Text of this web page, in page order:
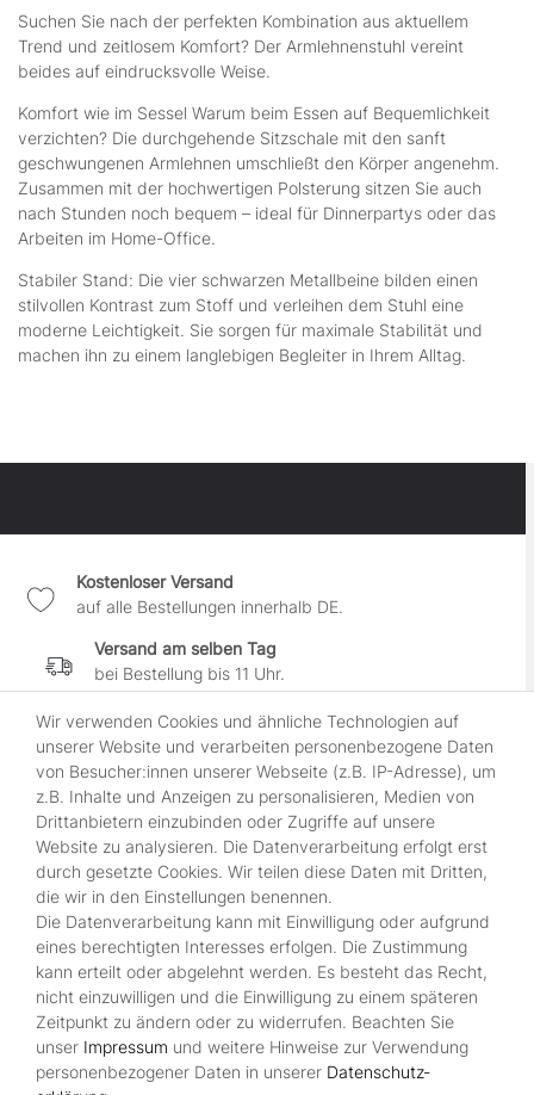
Suchen Sie nach der perfekten Kombination aus aktuellem
Trend und zeitlosem Komfort? Der Armlehnenstuhl vereint
beides auf eindrucksvolle Weise.
Komfort wie im Sessel Warum beim Essen auf Bequemlichkeit
verzichten? Die durchgehende Sitzschale mit den sanft
geschwungenen Armlehnen umschließt den Körper angenehm.
Zusammen mit der hochwertigen Polsterung sitzen Sie auch
nach Stunden noch bequem – ideal für Dinnerpartys oder das
Arbeiten im Home-Office.
Stabiler Stand: Die vier schwarzen Metallbeine bilden einen
stilvollen Kontrast zum Stoff und verleihen dem Stuhl eine
moderne Leichtigkeit. Sie sorgen für maximale Stabilität und
machen ihn zu einem langlebigen Begleiter in Ihrem Alltag.
Kostenloser Versand
auf alle Bestellungen innerhalb DE.
Versand am selben Tag
bei Bestellung bis 11 Uhr.
30 Tage Widerrufsrecht
wenn es Dir nicht gefällt.
100% sichere Zahlung
durch SSL-gesicherte Kasse.
Shop
Kontakt
Über Uns
Zahlungsmöglichkeiten
Rechtliches
Widerrufsrecht
Impressum
Wir verwenden Cookies und ähnliche Technologien auf
unserer Website und verarbeiten personenbezogene Daten
von Besucher:innen unserer Webseite (z.B. IP-Adresse), um
z.B. Inhalte und Anzeigen zu personalisieren, Medien von
Drittanbietern einzubinden oder Zugriffe auf unsere
Website zu analysieren. Die Datenverarbeitung erfolgt erst
durch gesetzte Cookies. Wir teilen diese Daten mit Dritten,
die wir in den Einstellungen benennen.
Die Datenverarbeitung kann mit Einwilligung oder aufgrund
eines berechtigten Interesses erfolgen. Die Zustimmung
kann erteilt oder abgelehnt werden. Es besteht das Recht,
nicht einzuwilligen und die Einwilligung zu einem späteren
Zeitpunkt zu ändern oder zu widerrufen. Beachten Sie
unser Impressum und weitere Hinweise zur Verwendung
personenbezogener Daten in unserer Daten­schutz­